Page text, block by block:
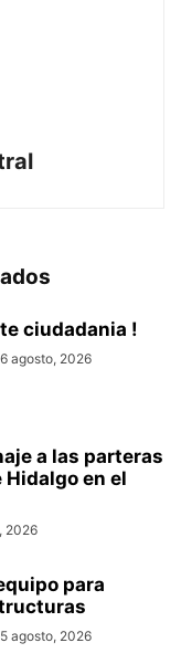
ciudadania !
6 agosto, 2026
a las parteras
en el
2026
para
5 agosto, 2026